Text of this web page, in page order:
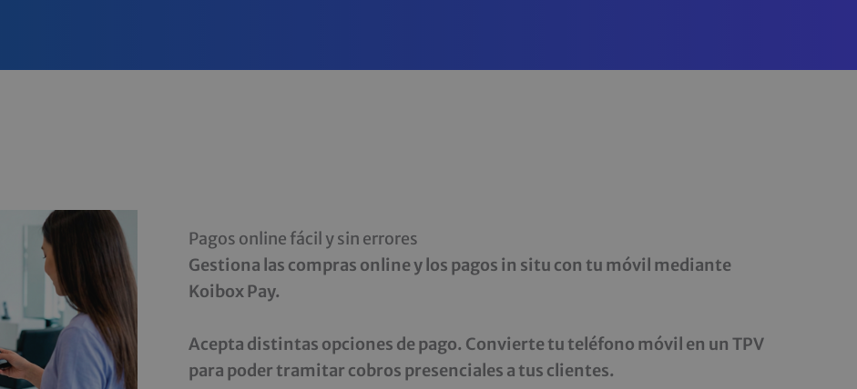
Pagos online fácil y sin errores
Gestiona las compras online y los pagos in situ con tu móvil mediante
Koibox Pay.
Acepta distintas opciones de pago. Convierte tu teléfono móvil en un TPV
para poder tramitar cobros presenciales a tus clientes.